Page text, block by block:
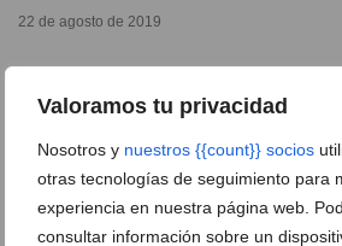
Valoramos tu privacidad
Nosotros y nuestros {{count}} socios
otras tecnologías de seguimiento para
experiencia en nuestra página web.
consultar información sobre un
22 de agosto de 2019